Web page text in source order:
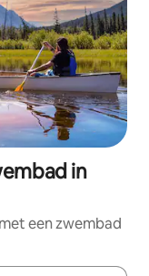
in
een zwembad